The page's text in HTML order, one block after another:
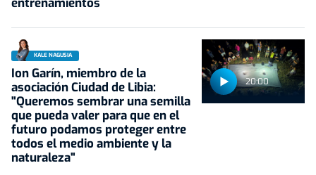
20:00
KALE NAGUSIA
Ion Garín, miembro de la
asociación Ciudad de Libia:
"Queremos sembrar una semilla
que pueda valer para que en el
futuro podamos proteger entre
todos el medio ambiente y la
naturaleza"